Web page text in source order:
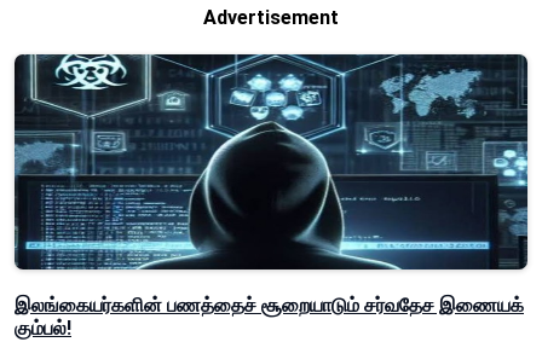
Advertisement
இலங்கையர்களின் பணத்தைச் சூறையாடும் சர்வதேச இணையக்
கும்பல்!